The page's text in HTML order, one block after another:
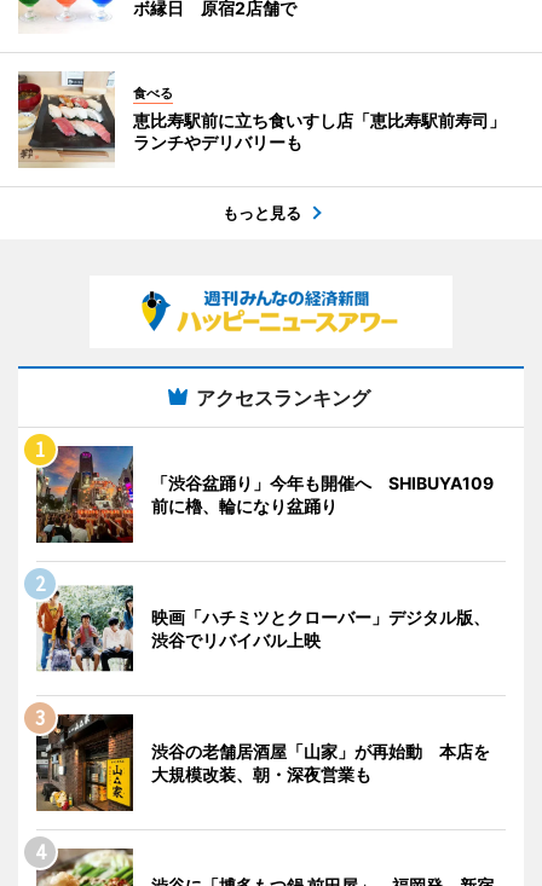
ボ縁日 原宿2店舗で
食べる
恵比寿駅前に立ち食いすし店「恵比寿駅前寿司」
ランチやデリバリーも
もっと見る
アクセスランキング
「渋谷盆踊り」今年も開催へ SHIBUYA109
前に櫓、輪になり盆踊り
映画「ハチミツとクローバー」デジタル版、
渋谷でリバイバル上映
渋谷の老舗居酒屋「山家」が再始動 本店を
大規模改装、朝・深夜営業も